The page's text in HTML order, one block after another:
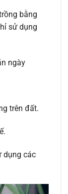
bằng
sử dụng
ngày
trên đất.
dụng các